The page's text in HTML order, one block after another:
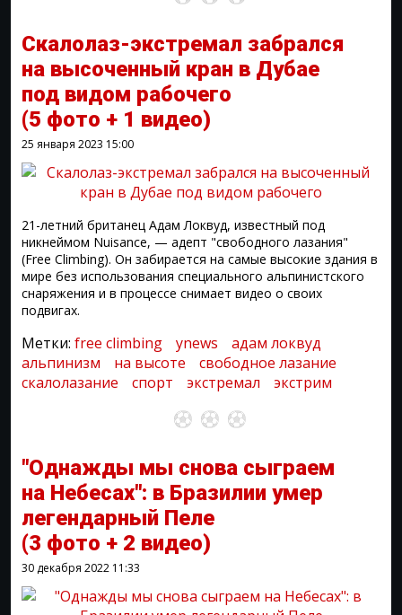
Скалолаз-экстремал забрался
на высоченный кран в Дубае
под видом рабочего
(5 фото + 1 видео)
25 января 2023 15:00
21-летний британец Адам Локвуд, известный под
никнеймом Nuisance, — адепт "свободного лазания"
(Free Climbing). Он забирается на самые высокие здания в
мире без использования специального альпинистского
снаряжения и в процессе снимает видео о своих
подвигах.
Метки: free climbing ynews
адам локвуд
альпинизм
на высоте
свободное лазание
скалолазание
спорт экстремал экстрим
"Однажды мы снова сыграем
на Небесах": в Бразилии умер
легендарный Пеле
(3 фото + 2 видео)
30 декабря 2022 11:33